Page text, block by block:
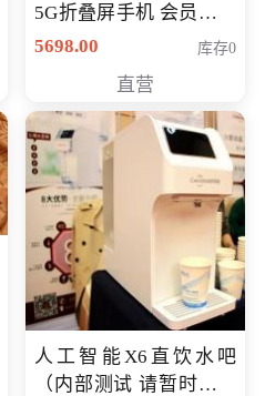
5G折叠屏手机 会员专享
购买价格 4998元
5698.00 库存0
直营
人工智能X6直饮水吧
（内部测试 请暂时不要